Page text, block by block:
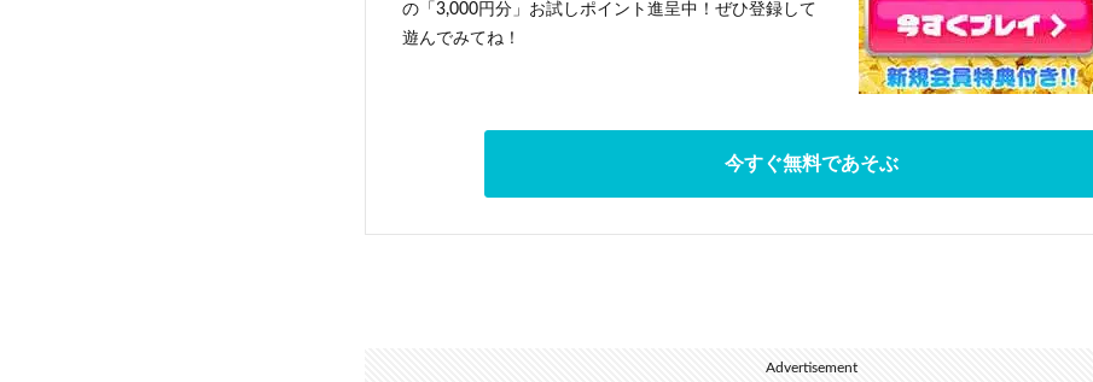
の「3,000円分」お試しポイント進呈中！ぜひ登録して
遊んでみてね！
今すぐ無料であそぶ
Advertisement